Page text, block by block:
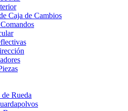
Caja de Cambios
de Rueda